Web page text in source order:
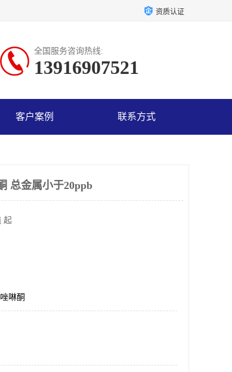
资质认证
全国服务咨询热线:
13916907521
客户案例 联系方式
总金属小于20ppb
起
啉酮